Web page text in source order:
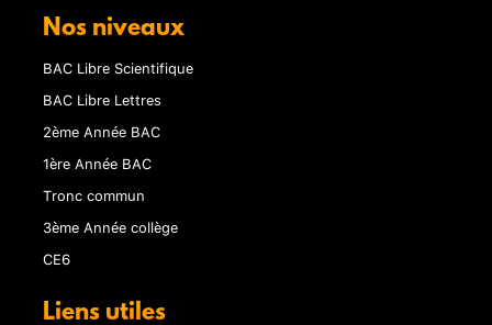
Nos niveaux
BAC Libre Scientifique
BAC Libre Lettres
2ème Année BAC
1ère Année BAC
Tronc commun
3ème Année collège
CE6
Liens utiles